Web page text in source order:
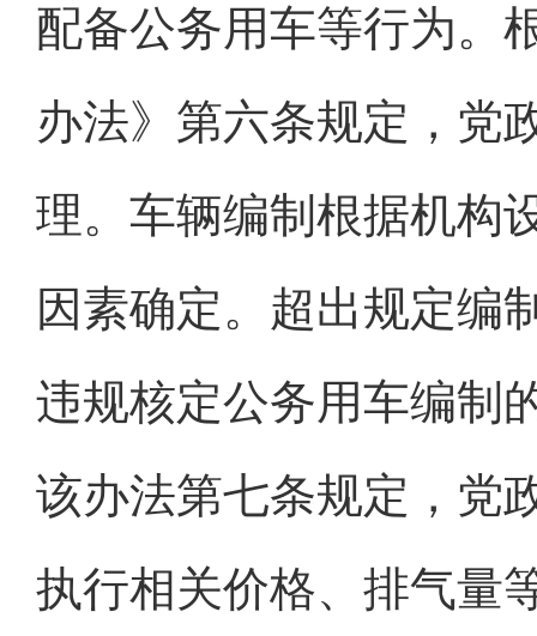
配备公务用车等行为。
办法》第六条规定，党
理。车辆编制根据机构
因素确定。超出规定编
违规核定公务用车编制
该办法第七条规定，党
执行相关价格、排气量